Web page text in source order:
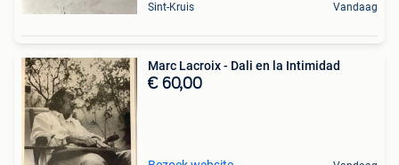
Sint-Kruis Vandaag
Marc Lacroix - Dali en la Intimidad
€ 60,00